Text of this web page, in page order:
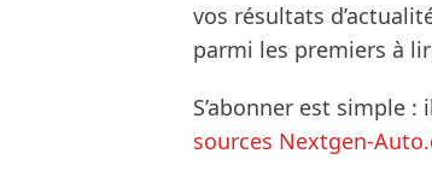
vos résultats
parmi les premiers à
S’abonner est simple
sources Nextgen-